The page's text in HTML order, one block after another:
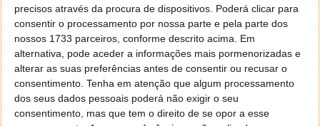
precisos através da procura de dispositivos. Poderá clicar para
consentir o processamento por nossa parte e pela parte dos
nossos 1733 parceiros, conforme descrito acima. Em
alternativa, pode aceder a informações mais pormenorizadas e
alterar as suas preferências antes de consentir ou recusar o
consentimento. Tenha em atenção que algum processamento
dos seus dados pessoais poderá não exigir o seu
consentimento, mas que tem o direito de se opor a esse
Para quem estiver a começar a construir uma LAN, é
recomendado a utilização do CAt-6, uma vez que
suporta velocidades superiores e está menos afecto
a problemas de interferências.